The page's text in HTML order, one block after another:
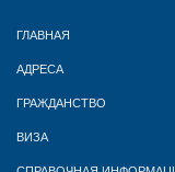
ГЛАВНАЯ
АДРЕСА
ГРАЖДАНСТВО
ВИЗА